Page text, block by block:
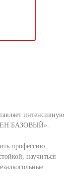
интенсивную
БАЗОВЫЙ».
профессию
научиться